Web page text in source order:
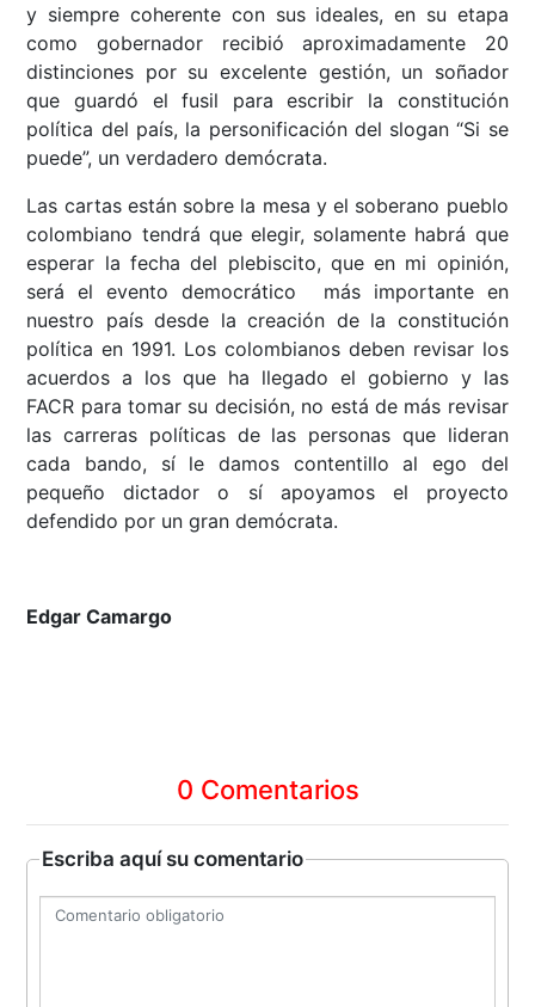
y siempre coherente con sus ideales, en su etapa
como gobernador recibió aproximadamente 20
distinciones por su excelente gestión, un soñador
que guardó el fusil para escribir la constitución
política del país, la personificación del slogan “Si se
puede”, un verdadero demócrata.
Las cartas están sobre la mesa y el soberano pueblo
colombiano tendrá que elegir, solamente habrá que
esperar la fecha del plebiscito, que en mi opinión,
será el evento democrático más importante en
nuestro país desde la creación de la constitución
política en 1991. Los colombianos deben revisar los
acuerdos a los que ha llegado el gobierno y las
FACR para tomar su decisión, no está de más revisar
las carreras políticas de las personas que lideran
cada bando, sí le damos contentillo al ego del
pequeño dictador o sí apoyamos el proyecto
defendido por un gran demócrata.
Edgar Camargo
0 Comentarios
Escriba aquí su comentario